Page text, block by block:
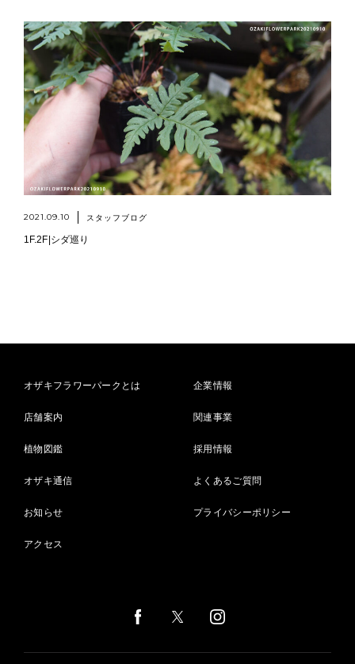
2021.09.10 スタッフブログ
1F.2F|シダ巡り
オザキフラワーパークとは
店舗案内
植物図鑑
オザキ通信
お知らせ
アクセス
企業情報
関連事業
採用情報
よくあるご質問
プライバシーポリシー